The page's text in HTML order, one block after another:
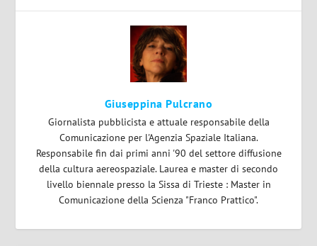
Giuseppina Pulcrano
Giornalista pubblicista e attuale responsabile della
Comunicazione per l'Agenzia Spaziale Italiana.
Responsabile fin dai primi anni '90 del settore diffusione
della cultura aereospaziale. Laurea e master di secondo
livello biennale presso la Sissa di Trieste : Master in
Comunicazione della Scienza "Franco Prattico".